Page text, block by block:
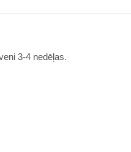
3-4 nedēļas.